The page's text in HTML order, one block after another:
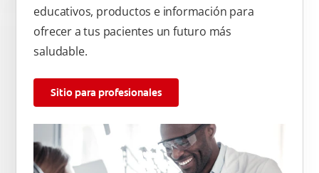
educativos, productos e información para
ofrecer a tus pacientes un futuro más
saludable.
Sitio para profesionales